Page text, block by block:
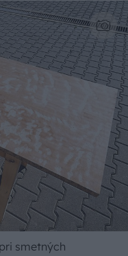
smetných